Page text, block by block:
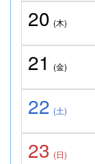
20 (木)
21 (金)
22 (土)
23 (日)